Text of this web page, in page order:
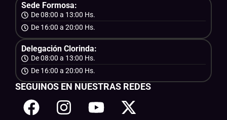
Sede Formosa:
De 08:00 a 13:00 Hs.
De 16:00 a 20:00 Hs.
Delegación Clorinda:
De 08:00 a 13:00 Hs.
De 16:00 a 20:00 Hs.
SEGUINOS EN NUESTRAS REDES